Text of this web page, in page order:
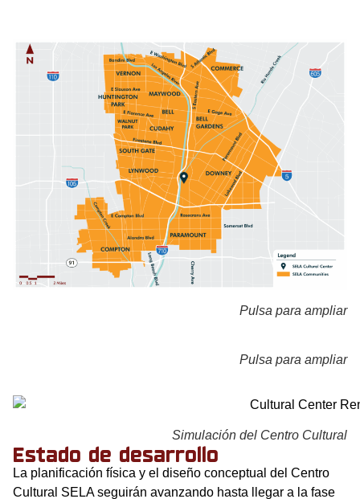
Pulsa para ampliar
Pulsa para ampliar
Simulación del Centro Cultural
Estado de desarrollo
La planificación física y el diseño conceptual del Centro
Cultural SELA seguirán avanzando hasta llegar a la fase